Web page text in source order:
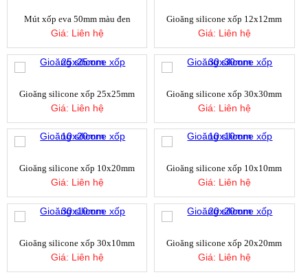
Mút xốp eva 50mm màu đen
Giá: Liên hệ
Gioăng silicone xốp 12x12mm
Giá: Liên hệ
Gioăng silicone xốp 25x25mm
Giá: Liên hệ
Gioăng silicone xốp 30x30mm
Giá: Liên hệ
Gioăng silicone xốp 10x20mm
Giá: Liên hệ
Gioăng silicone xốp 10x10mm
Giá: Liên hệ
Gioăng silicone xốp 30x10mm
Giá: Liên hệ
Gioăng silicone xốp 20x20mm
Giá: Liên hệ
Thảm cao su đồng tiền chống trượt
Liên hệ
Giá: Liên hệ
Giá: Liên hệ